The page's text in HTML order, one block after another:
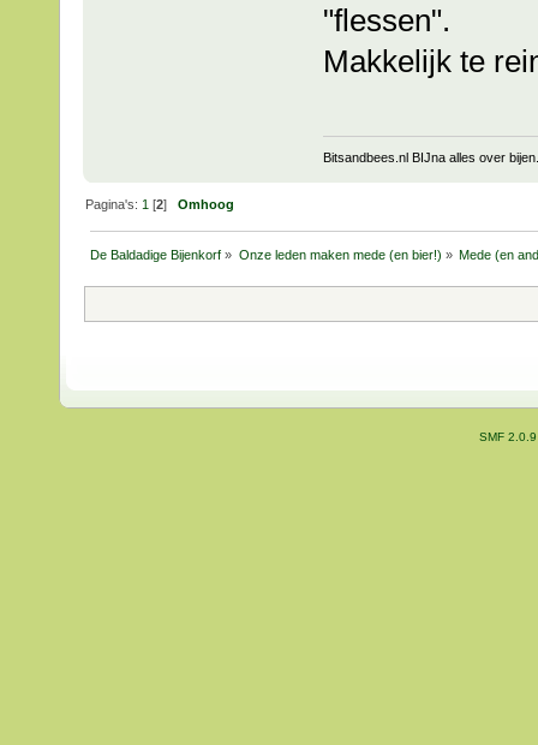
"flessen".
Makkelijk te
Bitsandbees.nl BIJna alles over bijen.
Pagina's: 1 [2]Omhoog
De Baldadige Bijenkorf » Onze leden maken mede (en bier!) » Mede (en
SMF 2.0.9